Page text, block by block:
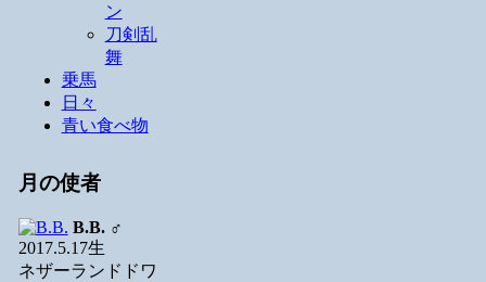
ン
刀剣乱
舞
乗馬
日々
青い食べ物
月の使者
B.B.♂
2017.5.17生
ネザーランドドワ